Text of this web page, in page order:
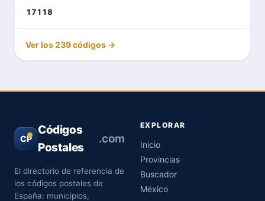
17118
Ver los 239 códigos →
CP
Códigos
Postales
.com
El directorio de referencia de
los códigos postales de
España: municipios,
EXPLORAR
Inicio
Provincias
Buscador
México